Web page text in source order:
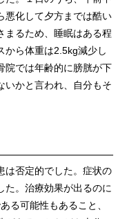
悪化して夕方までは酷い
まるため、睡眠はある程
から体重は2.5kg減少し
院では年齢的に膀胱が下
いかと言われ、自分もそ
は否定的でした。症状の
た。治療効果が出るのに
る可能性もあること、